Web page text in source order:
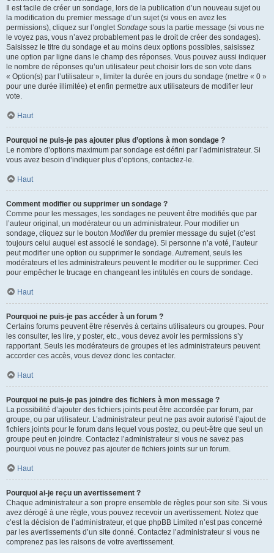
Il est facile de créer un sondage, lors de la publication d’un nouveau sujet ou
la modification du premier message d’un sujet (si vous en avez les
permissions), cliquez sur l’ongletSondage sous la partie message (si vous ne
le voyez pas, vous n’avez probablement pas le droit de créer des sondages).
Saisissez le titre du sondage et au moins deux options possibles, saisissez
une option par ligne dans le champ des réponses. Vous pouvez aussi indiquer
le nombre de réponses qu’un utilisateur peut choisir lors de son vote dans
« Option(s) par l’utilisateur », limiter la durée en jours du sondage (mettre « 0 »
pour une durée illimitée) et enfin permettre aux utilisateurs de modifier leur
vote.
Haut
Pourquoi ne puis-je pas ajouter plus d’options à mon sondage ?
Le nombre d’options maximum par sondage est défini par l’administrateur. Si
vous avez besoin d’indiquer plus d’options, contactez-le.
Haut
Comment modifier ou supprimer un sondage ?
Comme pour les messages, les sondages ne peuvent être modifiés que par
l’auteur original, un modérateur ou un administrateur. Pour modifier un
sondage, cliquez sur le bouton Modifierdu premier message du sujet (c’est
toujours celui auquel est associé le sondage). Si personne n’a voté, l’auteur
peut modifier une option ou supprimer le sondage. Autrement, seuls les
modérateurs et les administrateurs peuvent le modifier ou le supprimer. Ceci
pour empêcher le trucage en changeant les intitulés en cours de sondage.
Haut
Pourquoi ne puis-je pas accéder à un forum ?
Certains forums peuvent être réservés à certains utilisateurs ou groupes. Pour
les consulter, les lire, y poster, etc., vous devez avoir les permissions s’y
rapportant. Seuls les modérateurs de groupes et les administrateurs peuvent
accorder ces accès, vous devez donc les contacter.
Haut
Pourquoi ne puis-je pas joindre des fichiers à mon message ?
La possibilité d’ajouter des fichiers joints peut être accordée par forum, par
groupe, ou par utilisateur. L’administrateur peut ne pas avoir autorisé l’ajout de
fichiers joints pour le forum dans lequel vous postez, ou peut-être que seul un
groupe peut en joindre. Contactez l’administrateur si vous ne savez pas
pourquoi vous ne pouvez pas ajouter de fichiers joints sur un forum.
Haut
Pourquoi ai-je reçu un avertissement ?
Chaque administrateur a son propre ensemble de règles pour son site. Si vous
avez dérogé à une règle, vous pouvez recevoir un avertissement. Notez que
c’est la décision de l’administrateur, et que phpBB Limited n’est pas concerné
par les avertissements d’un site donné. Contactez l’administrateur si vous ne
comprenez pas les raisons de votre avertissement.